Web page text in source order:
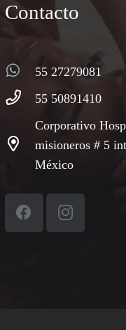
Contacto
55 27279081
55 50891410
Corporativo
misioneros # 5
México